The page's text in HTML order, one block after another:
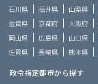
石川県
福井県 山梨県
滋賀県
京都府 大阪府
岡山県
広島県 山口県
佐賀県
長崎県 熊本県
政令指定都市から探す